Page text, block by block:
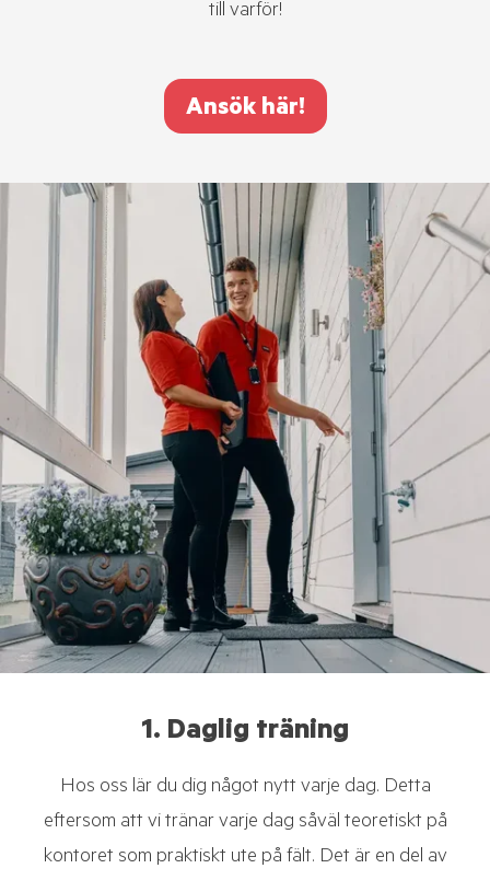
till varför!
Ansök här!
1. Daglig träning
Hos oss lär du dig något nytt varje dag. Detta
eftersom att vi tränar varje dag såväl teoretiskt på
kontoret som praktiskt ute på fält. Det är en del av